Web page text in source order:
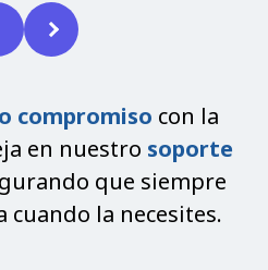
compromiso con la
en nuestro soporte
que siempre
cuando la necesites.